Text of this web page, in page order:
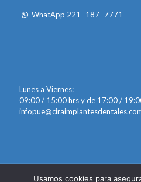
WhatApp 221- 187 -7771
Lunes a Viernes:
09:00 / 15:00 hrs y de 17:00 /
Usamos cookies para